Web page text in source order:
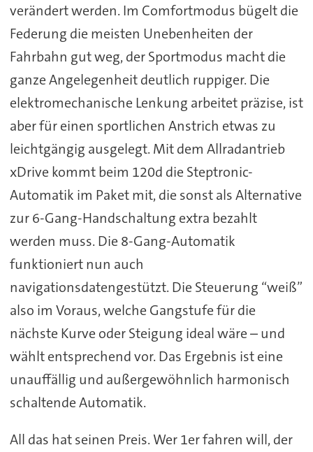
verändert werden. Im Comfortmodus bügelt die
Federung die meisten Unebenheiten der
Fahrbahn gut weg, der Sportmodus macht die
ganze Angelegenheit deutlich ruppiger. Die
elektromechanische Lenkung arbeitet präzise, ist
aber für einen sportlichen Anstrich etwas zu
leichtgängig ausgelegt. Mit dem Allradantrieb
xDrive kommt beim 120d die Steptronic-
Automatik im Paket mit, die sonst als Alternative
zur 6-Gang-Handschaltung extra bezahlt
werden muss. Die 8-Gang-Automatik
funktioniert nun auch
navigationsdatengestützt. Die Steuerung “weiß”
also im Voraus, welche Gangstufe für die
nächste Kurve oder Steigung ideal wäre – und
wählt entsprechend vor. Das Ergebnis ist eine
unauffällig und außergewöhnlich harmonisch
schaltende Automatik.
All das hat seinen Preis. Wer 1er fahren will, der